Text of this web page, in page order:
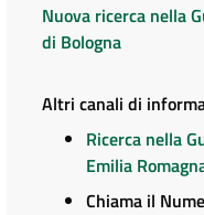
Nuova ricerca nella
di Bologna
Altri canali di
Ricerca nella
Emilia
Chiama il